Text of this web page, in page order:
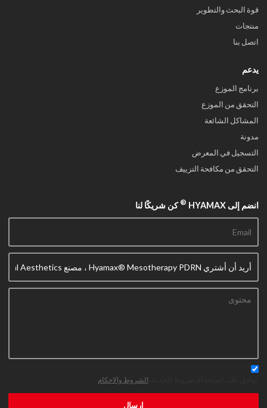
قوة البحث والتطوير
منتجات
اتصل بنا
يدعم
برنامج الموزع
التحقق من الموزع
المشاكل الشائعة
مدونة
التسجيل في المعرض
التحقق من مكافحة التزييف
انضم إلى HYAMAX ® كن شريكًا لنا
الشروط والاحكام
إرسال